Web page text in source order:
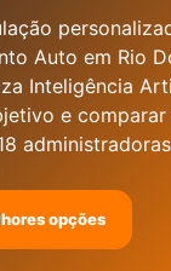
Auto em Rio
Inteligência
e
opções